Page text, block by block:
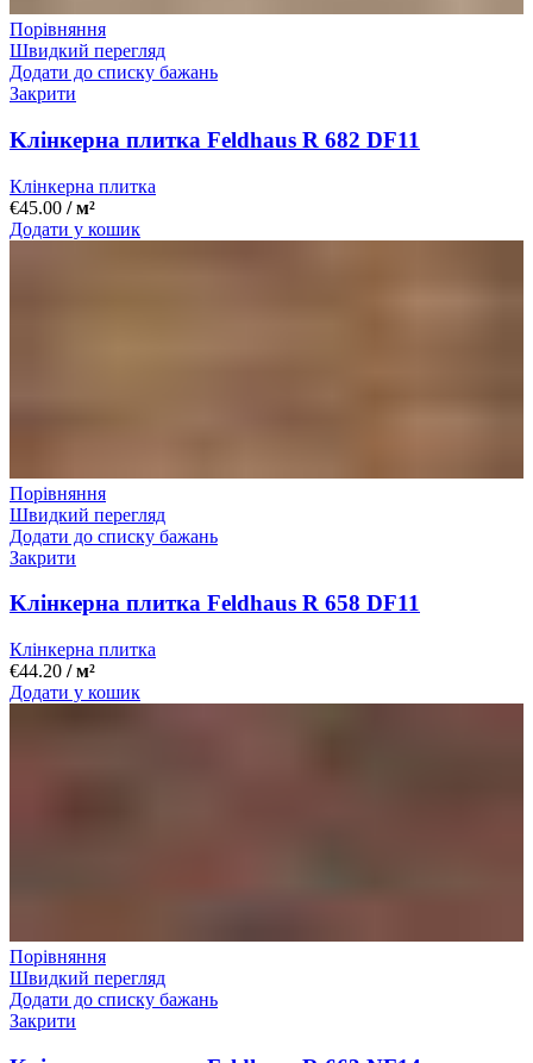
Порівняння
Швидкий перегляд
Додати до списку бажань
Закрити
Kлінкерна плитка Feldhaus R 682 DF11
Клінкерна плитка
€45.00 / м²
Додати у кошик
Порівняння
Швидкий перегляд
Додати до списку бажань
Закрити
Kлінкерна плитка Feldhaus R 658 DF11
Клінкерна плитка
€44.20 / м²
Додати у кошик
Порівняння
Швидкий перегляд
Додати до списку бажань
Закрити